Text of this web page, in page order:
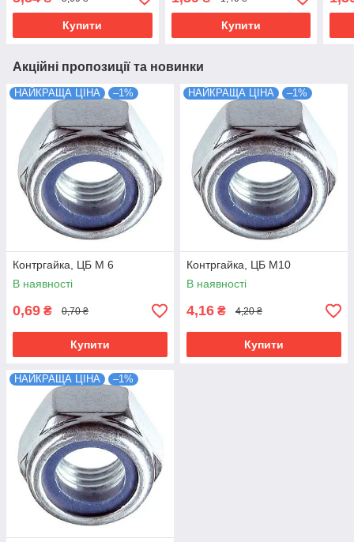
Купити Купити
Акційні пропозиції та новинки
НАЙКРАЩА ЦІНА –1%
Контргайка, ЦБ М 6
В наявності
0,69 ₴ 0,70 ₴
Купити
НАЙКРАЩА ЦІНА –1%
Контргайка, ЦБ М10
В наявності
4,16 ₴ 4,20 ₴
Купити
НАЙКРАЩА ЦІНА –1%